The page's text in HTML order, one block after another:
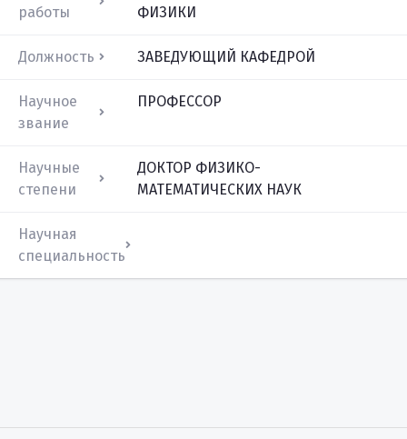
работы
ФИЗИКИ
Должность ЗАВЕДУЮЩИЙ КАФЕДРОЙ
Научное
звание
ПРОФЕССОР
Научные
степени
ДОКТОР ФИЗИКО-
МАТЕМАТИЧЕСКИХ НАУК
Научная
специальность